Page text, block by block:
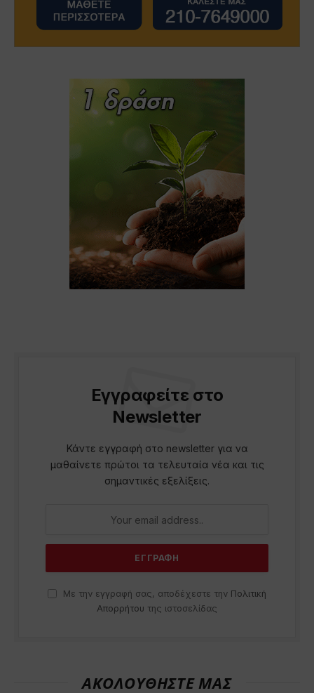
Εγγραφείτε στο
Newsletter
Κάντε εγγραφή στο newsletter για να
μαθαίνετε πρώτοι τα τελευταία νέα και τις
σημαντικές εξελίξεις.
Με την εγγραφή σας, αποδέχεστε την Πολιτική
Απορρήτου της ιστοσελίδας
ΑΚΟΛΟΥΘΗΣΤΕ ΜΑΣ